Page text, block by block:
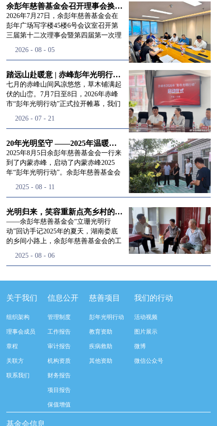
余彭年慈善基金会召开理事会换届会议
2026年7月27日，余彭年慈善基金会在
彭年广场写字楼45楼6号会议室召开第
三届第十二次理事会暨第四届第一次理
徐滨先生；副理事长兼秘书长彭志兵先
生、李玲辉先生、郭启兴先生及梅鑫先
生，现场列席人员:监事孙海跃先生，联
合党支部书记曾层同志。本次会议由理
事长徐滨主持，会议出席人数超过理事
换届会议严格按照基金会章程规定流程
同回顾了基金会过往任期内在助学兴
教、医疗救助、公益事业普惠等多个领
域深耕耕耘的公益历程，充分肯定了第
三届理事会全体成员多年来接续付出的
民、济世利人"的慈善理念所做出的突
流程，完成了新一届治理层的选举任
命，全新的第四届理事会正式组建完
成：选举彭志兵、徐滨、彭新英、李
栋、李玲辉、郭启兴、梅鑫为余彭年慈
余彭年慈善基金会第四届理事会监事。
徐滨先生当选余彭年慈善基金会第四届
先生依次为新一任理事长徐滨先生及秘
新起点上，基金会将始终坚守创立初
心，继续沿着余彭年先生的慈善足迹稳
步前行：一方面将持续巩固已有的品牌
公益项目优势，把帮扶资源更精准地向
索适配新时代公益环境的创新路径，联
动更多社会爱心力量，搭建更透明、更
阔的角落，用实际行动践行"取之于社
会、用之于社会"的公益承诺。未来，
余彭年慈善基金会将在新一届理事会的
带领下，以更饱满的热忱投身公益慈善
2026 - 08 - 05
踏远山赴暖意 | 赤峰彭年光明行动启程，入户回访接住乡亲眼底的光亮
七月的赤峰山间风凉悠悠，草木铺满起
伏的山峦。7月7日至8日，2026年赤峰
市“彭年光明行动”正式拉开帷幕，我们
土地，赴一场延续了二十一年的光明之
残联唐婷婷理事长到场参与本次启动活
动，由衷肯定了基金会坚持二十一年深
耕光明帮扶的坚守，也向长久奔走推进
项目的我们表达了谢意。二十一年时光
市与县域，一趟趟奔赴偏远地区，只为
景，这份认可，也让我们更加笃定前行
的脚步。启动仪式落幕之后，我们没有
即刻返程，联合赤峰市残联的工作人
员、专业医护队伍走入乡间小路，随机
小路弯弯曲曲，两边是繁茂的林木，我
家中。简朴的乡村民居陈设简单，老人
往日家中大大小小的农活，全都压在了
老伴一人肩上。此前季爷爷的左眼早已
彻底失明，卧床的日子里视野一片昏
暗，行动受限再加上双目近乎失明，老
人常常对往后的生活满心忧虑。得益于
去年项目开展的右眼手术，如今他的右
眼重获视力，平日里能够看清手机屏
幕，简单的日常起居也可以自己打理不
少。聊天的时候季爷爷语气满是庆
幸：“本来走路就不利索，要是双眼都
看不见，真的不敢设想往后的日子。现
2026 - 07 - 21
20年光明坚守 ——2025年温暖启程“彭年光明行动”内蒙赤峰
2025年8月5日余彭年慈善基金会一行来
到了内蒙赤峰，启动了内蒙赤峰2025
年“彭年光明行动”。余彭年慈善基金会
欣以及余彭年慈善基金会志愿者姜颖妍
峰市残联理事长孙德欣对我们“彭年光
明行动”给予了高度的肯定，他表示“彭
年光明行动”不仅仅是帮助白内障患者
恢复光明，最重要的是减轻了患者家庭
事业的生动体现。随后余彭年慈善基金
光明行动”在内蒙的点点滴滴，并希望
覆盖，加强术后随访与科普宣传，同时
仪式后余彭年慈善基金会一行实地探访
了项目实施的一线情况，详细了解了患
流程就诊环节。 探访结束后，我们一行
开始对参与项目的患者进行了随机的回
项目的患者进行了随机的回访。居住在
松山区三道井子村的王奶奶左眼一直视
检查治疗。村里的赵书记在走访过程中
2025 - 08 - 11
光明归来，笑容重新点亮乡村的角落
——余彭年慈善基金会“立珊光明行
动”回访手记2025年的夏天，湖南娄底
的乡间小路上，余彭年慈善基金会的工
着一份特别的牵挂，走进了一个个普通
曾经被白内障困扰的老人，在接受
发生了怎样的变化。“现在能看清菜苗
来到涟源市渡头塘乡洪家村。72岁的曾
爷爷正在自家菜地里忙碌。他曾是村里
见，另一只眼睛的视力也越来越差。以
前，他看不清鱼塘的水位，也分不清菜
术后，眼睛亮堂多了！”老人笑着说。
现在，他能清楚地看到鱼塘里鱼儿游动
杂草。尽管手部有残疾，但他在田埂上
2025 - 08 - 06
们的行
动
道>>
关于我们
组织架构
理事会成员
章程
关联方
联系我们
信息公开
管理制度
工作报告
审计报告
机构资质
财务报告
项目报告
保值增值
慈善项目
彭年光明行动
教育资助
疾病救助
其他资助
我们的行动
活动视频
图片展示
微博
微信公众号
基金会信息